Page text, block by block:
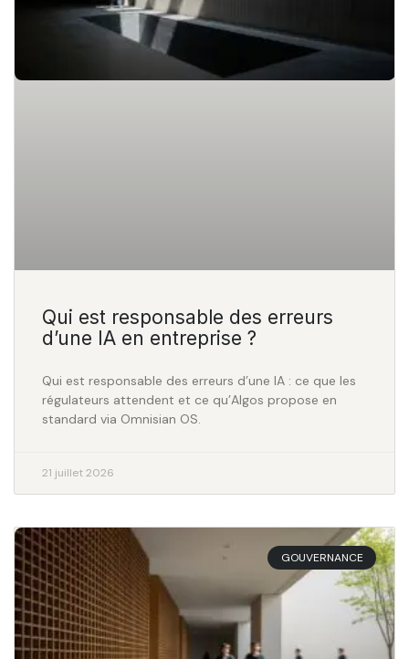
Qui est responsable des erreurs
d’une IA en entreprise ?
Qui est responsable des erreurs d’une IA : ce que les
régulateurs attendent et ce qu’Algos propose en
standard via Omnisian OS.
21 juillet 2026
GOUVERNANCE